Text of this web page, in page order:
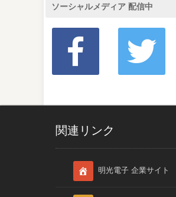
ソーシャルメディア 配信中
関連リンク
明光電子 企業サイト